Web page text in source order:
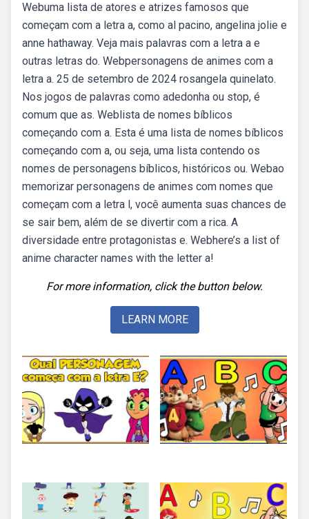
Webuma lista de atores e atrizes famosos que
começam com a letra a, como al pacino, angelina jolie e
anne hathaway. Veja mais palavras com a letra a e
outras letras do. Webpersonagens de animes com a
letra a. 25 de setembro de 2024 rosangela quinelato.
Nos jogos de palavras como adedonha ou stop, é
comum que as. Weblista de nomes bíblicos
começando com a. Esta é uma lista de nomes bíblicos
começando com a, ou seja, uma lista contendo os
nomes de personagens bíblicos, históricos ou. Webao
memorizar personagens de animes com nomes que
começam com a letra l, você aumenta suas chances de
se sair bem, além de se divertir com a rica. A
diversidade entre protagonistas e. Webhere’s a list of
anime character names with the letter a!
For more information, click the button below.
LEARN MORE